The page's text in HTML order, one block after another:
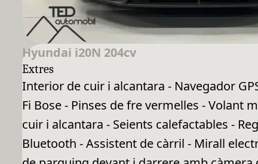
Hyundai i20N 204cv
Extres
Interior de cuir i alcantara - Navegador
Fi Bose - Pinses de fre vermelles - Volant
cuir i alcantara - Seients calefactables -
Bluetooth - Assistent de càrril - Mirall